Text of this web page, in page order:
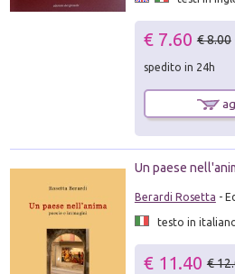
€ 7.60 € 8.00
spedito in 24h
Un paese
Berardi Rosetta -
testo in
€ 11.40 €